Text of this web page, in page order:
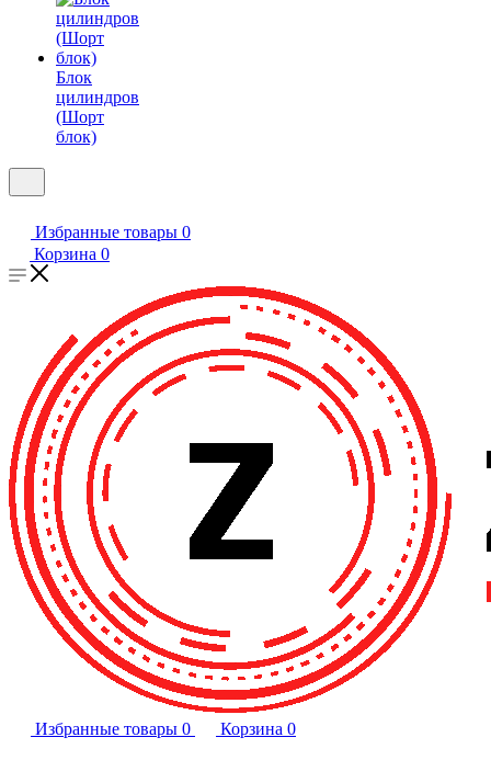
Блок
цилиндров
(Шорт
блок)
Избранные товары 0
Корзина 0
Избранные товары 0 Корзина 0